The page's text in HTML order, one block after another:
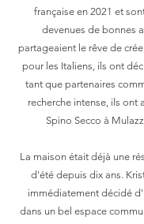
française en 2021 et
devenues de bonnes
partageaient le rêve de
pour les Italiens, ils ont
tant que partenaires
recherche intense, ils ont
Spino Secco à
La maison était déjà une
d'été depuis dix ans.
immédiatement décidé
dans un bel espace